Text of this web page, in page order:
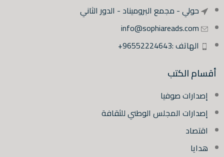
حولي - مجمع البروميناد - الدور الثاني
info@sophiareads.com
الهاتف :96552224643+
أقسام الكتب
إصدارات صوفيا
إصدارات المجلس الوطني للثقافة
اقتصاد
هدايا